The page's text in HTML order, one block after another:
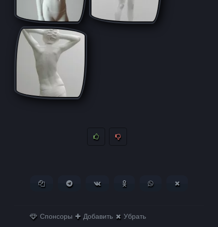
Копировать ссылкуПоделиться в Telegram
Поделиться ВКонтактеПоделиться в
Поделиться в
Спонсоры Добавить Убрать